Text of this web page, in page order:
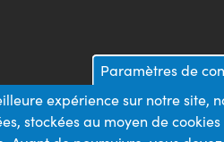
Paramètres de
expérience sur notre site,
stockées au moyen de